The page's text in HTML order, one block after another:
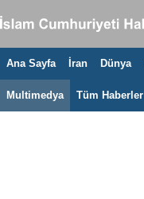
Ana Sayfa İran Dünya
Multimedya Tüm Haberler